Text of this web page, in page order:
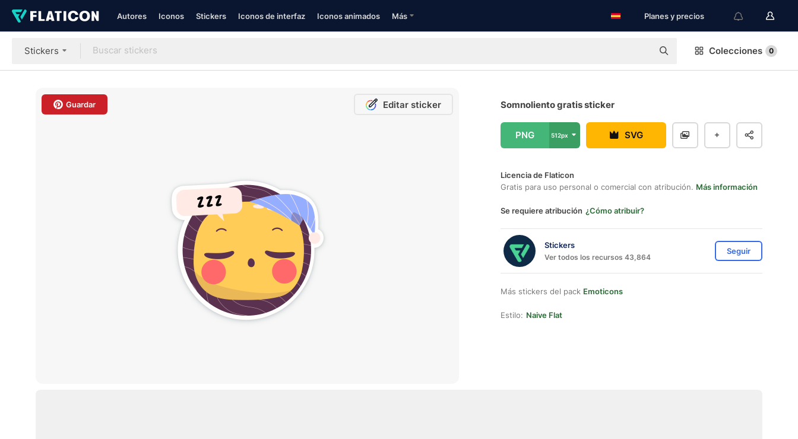
Autores Iconos Stickers Iconos de interfaz Iconos animados Más Planes y precios
Stickers Colecciones 0
Guardar Editar sticker Somnoliento gratis sticker
PNG 512px SVG
Licencia de Flaticon
Gratis para uso personal o comercial con atribución. Más información
Se requiere atribución ¿Cómo atribuir?
Stickers
Ver todos los recursos 43,864
Seguir
Más stickers del pack Emoticons
Estilo: Naive Flat